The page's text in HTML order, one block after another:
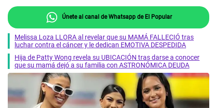
Únete al canal de Whatsapp de El Popular
Melissa Loza LLORA al revelar que su MAMÁ FALLECIÓ tras
luchar contra el cáncer y le dedican EMOTIVA DESPEDIDA
Hija de Patty Wong revela su UBICACIÓN tras darse a conocer
que su mamá dejó a su familia con ASTRONÓMICA DEUDA